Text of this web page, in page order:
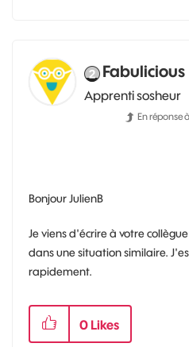
Fabulicious
Apprenti sosheur
En réponse à
Bonjour JulienB
Je viens d'écrire à votre
dans une situation similaire.
rapidement.
0 Likes